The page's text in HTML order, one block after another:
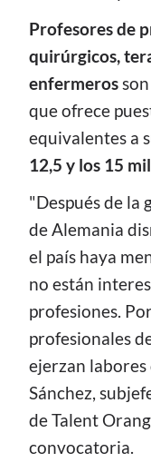
Profesores de
quirúrgicos,
enfermeros
que ofrece
equivalentes a
12,5 y los 15
"Después de la
de Alemania
el país haya
no están
profesiones.
profesionales
ejerzan labores
Sánchez,
de Talent
convocatoria.